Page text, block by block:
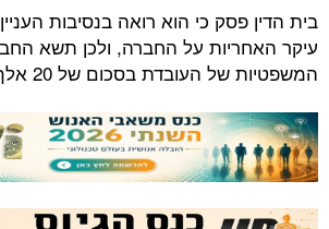
בית הדין פסק כי הוא רואה בנסיבות
עיקר האחריות על החברה, ולכן תשא
המשפטיות של העובדת בסכום של 20 אלף שקלים.